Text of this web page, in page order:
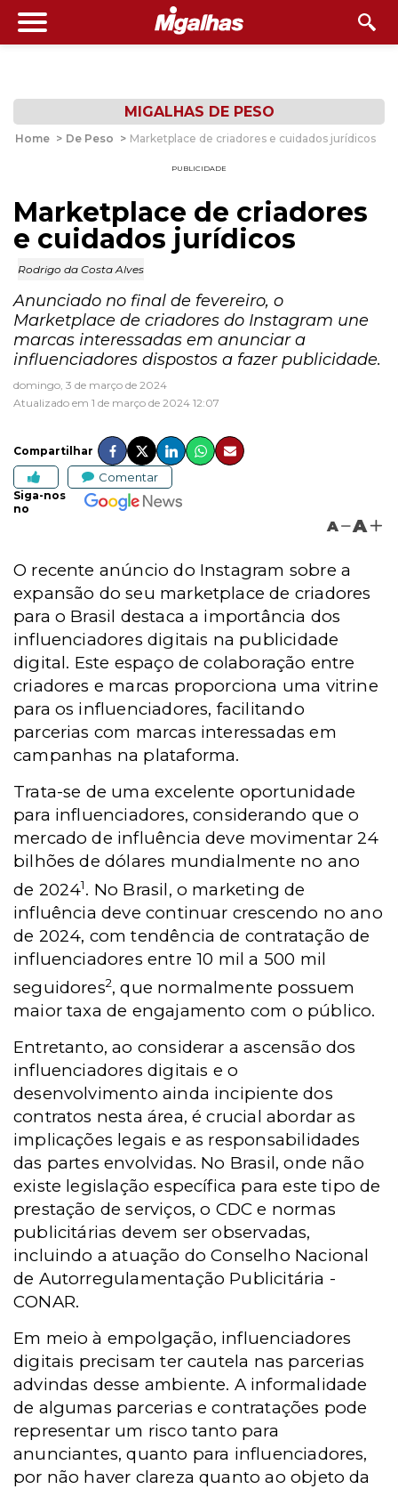
MIGALHAS DE PESO
Home > De Peso > Marketplace de criadores e cuidados jurídicos
PUBLICIDADE
Marketplace de criadores
e cuidados jurídicos
Rodrigo da Costa Alves
Anunciado no final de fevereiro, o
Marketplace de criadores do Instagram une
marcas interessadas em anunciar a
influenciadores dispostos a fazer publicidade.
domingo, 3 de março de 2024
Atualizado em 1 de março de 2024 12:07
Compartilhar
Comentar
Siga-nos
no
A A
O recente anúncio do Instagram sobre a
expansão do seu marketplace de criadores
para o Brasil destaca a importância dos
influenciadores digitais na publicidade
digital. Este espaço de colaboração entre
criadores e marcas proporciona uma vitrine
para os influenciadores, facilitando
parcerias com marcas interessadas em
campanhas na plataforma.
Trata-se de uma excelente oportunidade
para influenciadores, considerando que o
mercado de influência deve movimentar 24
bilhões de dólares mundialmente no ano
de 20241. No Brasil, o marketing de
influência deve continuar crescendo no ano
de 2024, com tendência de contratação de
influenciadores entre 10 mil a 500 mil
seguidores2, que normalmente possuem
maior taxa de engajamento com o público.
Entretanto, ao considerar a ascensão dos
influenciadores digitais e o
desenvolvimento ainda incipiente dos
contratos nesta área, é crucial abordar as
implicações legais e as responsabilidades
das partes envolvidas. No Brasil, onde não
existe legislação específica para este tipo de
prestação de serviços, o CDC e normas
publicitárias devem ser observadas,
incluindo a atuação do Conselho Nacional
de Autorregulamentação Publicitária -
CONAR.
Em meio à empolgação, influenciadores
digitais precisam ter cautela nas parcerias
advindas desse ambiente. A informalidade
de algumas parcerias e contratações pode
representar um risco tanto para
anunciantes, quanto para influenciadores,
por não haver clareza quanto ao objeto da